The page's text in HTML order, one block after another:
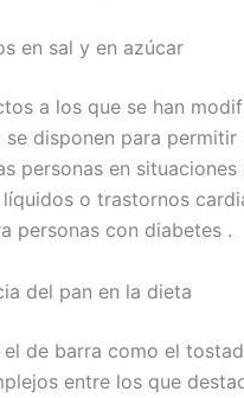
en sal y en azúcar
a los que se han
se disponen para
personas en
o trastornos
personas con diabetes .
del pan en la dieta
el de barra como el
entre los que